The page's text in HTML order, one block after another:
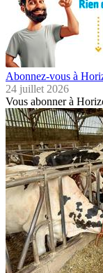
Abonnez-vous à
24 juillet 2026
Vous abonner à